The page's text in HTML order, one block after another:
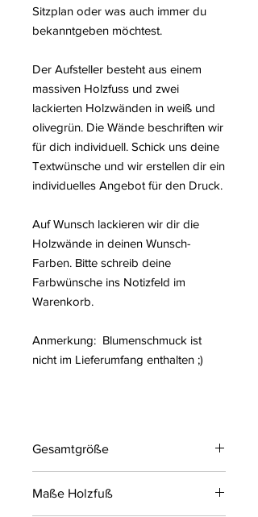
Sitzplan oder was auch immer du
bekanntgeben möchtest.
Der Aufsteller besteht aus einem
massiven Holzfuss und zwei
lackierten Holzwänden in weiß und
olivegrün. Die Wände beschriften wir
für dich individuell. Schick uns deine
Textwünsche und wir erstellen dir ein
individuelles Angebot für den Druck.
Auf Wunsch lackieren wir dir die
Holzwände in deinen Wunsch-
Farben. Bitte schreib deine
Farbwünsche ins Notizfeld im
Warenkorb.
Anmerkung: Blumenschmuck ist
nicht im Lieferumfang enthalten ;)
Gesamtgröße
Maße Holzfuß